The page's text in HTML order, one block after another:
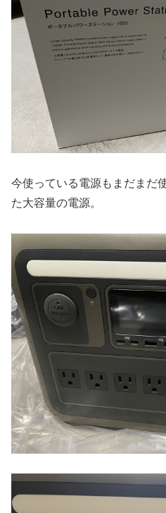
今使っている電源もまだまだ
た大容量の電源。